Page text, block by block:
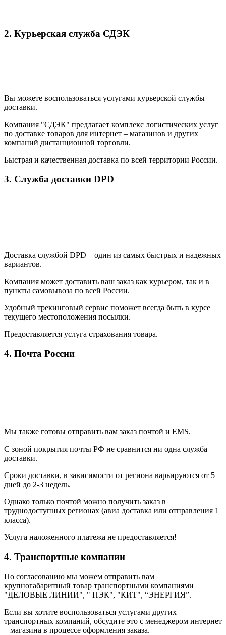
2. Курьерская служба СДЭК
Вы можете воспользоваться услугами курьерской службы
доставки.
Компания "СДЭК" предлагает комплекс логистических услуг
по доставке товаров для интернет – магазинов и других
компаний дистанционной торговли.
Быстрая и качественная доставка по всей территории России.
3. Служба доставки DPD
Доставка службой DPD – один из самых быстрых и надежных
вариантов.
Компания может доставить ваш заказ как курьером, так и в
пункты самовывоза по всей России.
Удобный трекинговый сервис поможет всегда быть в курсе
текущего местоположения посылки.
Предоставляется услуга страхования товара.
4. Почта России
Мы также готовы отправить вам заказ почтой и EMS.
С зоной покрытия почты РФ не сравнится ни одна служба
доставки.
Сроки доставки, в зависимости от региона варьируются от 5
дней до 2-3 недель.
Однако только почтой можно получить заказ в
труднодоступных регионах (авиа доставка или отправления 1
класса).
Услуга наложенного платежа не предоставляется!
4. Транспортные компании
По согласованию мы можем отправить вам
крупногабаритный товар транспортными компаниями
"ДЕЛОВЫЕ ЛИНИИ", " ПЭК", "КИТ", “ЭНЕРГИЯ”.
Если вы хотите воспользоваться услугами других
транспортных компаний, обсудите это с менеджером интернет
– магазина в процессе оформления заказа.